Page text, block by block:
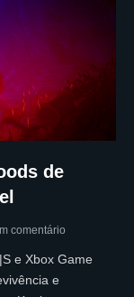
de
comentário
e Xbox Game
e